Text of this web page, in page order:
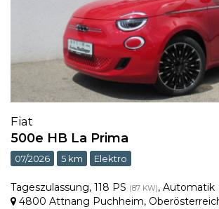
Fiat
500e HB La Prima
07/2026 5 km Elektro
Tageszulassung, 118 PS (87 KW), Automatik
4800 Attnang Puchheim,